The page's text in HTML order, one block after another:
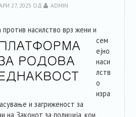
27, 2025 ОД ADMIN
против насилство врз жени и
сем
ејно
наси
лств
о
изра
и загриженост за
на Законот за полиција, кои